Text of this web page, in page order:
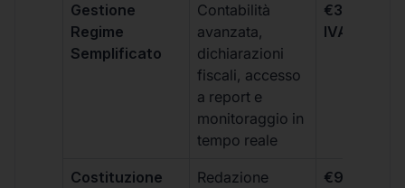
Gestione
Regime
Semplificato
Contabilità
avanzata,
dichiarazioni
fiscali, accesso
a report e
monitoraggio in
tempo reale
€333 +
IVA/
Costituzione
Redazione
€99 + IVA